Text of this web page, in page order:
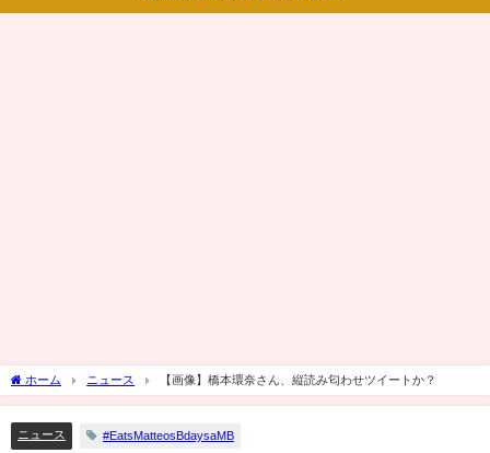
ホーム ニュース 【画像】橋本環奈さん、縦読み匂わせツイートか？
ニュース #EatsMatteosBdaysaMB